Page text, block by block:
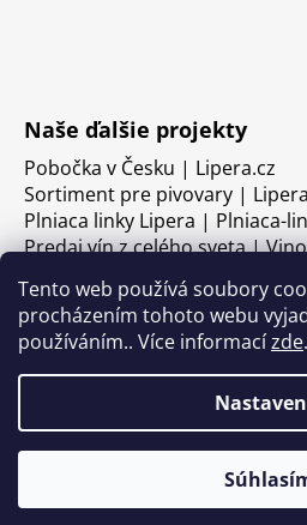
Tento web používá soubory
procházením tohoto webu
používáním.. Více informacízde.
Naše ďalšie projekty
Pobočka v Česku | Lipera.cz
Sortiment pre pivovary |
Plniaca linky Lipera | Plniaca-
Predaj vín z celého sveta |
Vytvoril
Copyright 2026LIPERA.